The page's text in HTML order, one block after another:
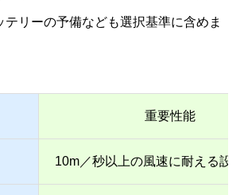
テリーの予備なども選択基準に含めま
重要性能
10m／秒以上の風速に耐える設計